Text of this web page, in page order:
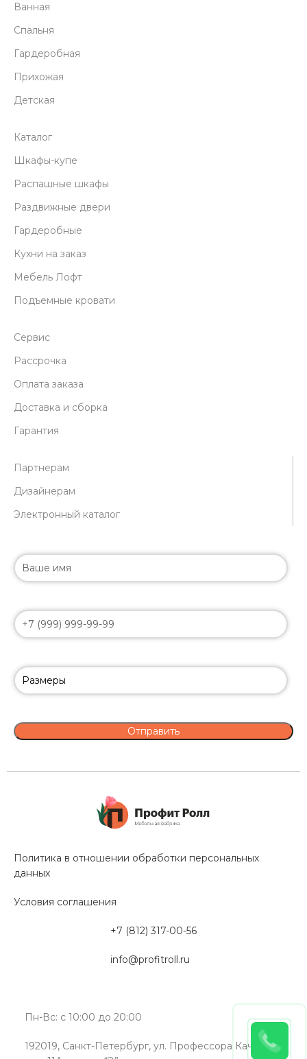
Ванная
Спальня
Гардеробная
Прихожая
Детская
Каталог
Шкафы-купе
Распашные шкафы
Раздвижные двери
Гардеробные
Кухни на заказ
Мебель Лофт
Подъемные кровати
Сервис
Рассрочка
Оплата заказа
Доставка и сборка
Гарантия
Партнерам
Дизайнерам
Электронный каталог
Политика в отношении обработки персональных
данных
Условия соглашения
+7 (812) 317-00-56
info@profitroll.ru
Пн-Вс: с 10:00 до 20:00
192019, Санкт-Петербург, ул. Профессора Качалова,